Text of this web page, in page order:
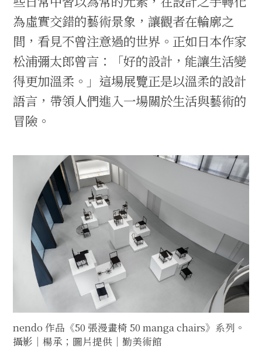
為虛實交錯的藝術景象，讓觀者在輪廓之
間，看見不曾注意過的世界。正如日本作家
松浦彌太郎曾言：「好的設計，能讓生活變
得更加溫柔。」這場展覽正是以溫柔的設計
語言，帶領人們進入一場關於生活與藝術的
冒險。
nendo 作品《50 張漫畫椅 50 manga chairs》系列。
攝影｜楊承；圖片提供｜勤美術館